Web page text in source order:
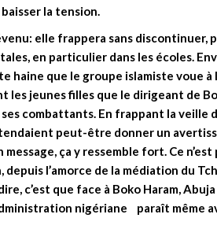
la tension.
elle frappera sans discontinuer,
en particulier dans les écoles.
que le groupe islamiste voue à
les jeunes filles que le dirigeant de
combattants. En frappant la veille
peut-être donner un
message, ça y ressemble fort. Ce n’est
depuis l’amorce de la médiation du
c’est que face à Boko Haram,
nigériane paraît même